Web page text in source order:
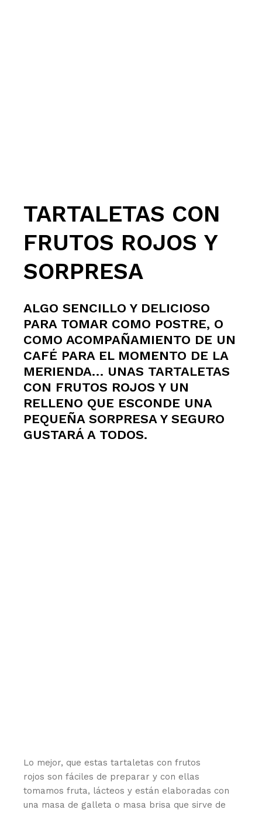
TARTALETAS CON
FRUTOS ROJOS Y
SORPRESA
ALGO SENCILLO Y DELICIOSO
PARA TOMAR COMO POSTRE, O
COMO ACOMPAÑAMIENTO DE UN
CAFÉ PARA EL MOMENTO DE LA
MERIENDA… UNAS TARTALETAS
CON FRUTOS ROJOS Y UN
RELLENO QUE ESCONDE UNA
PEQUEÑA SORPRESA Y SEGURO
GUSTARÁ A TODOS.
Lo mejor, que estas tartaletas con frutos
rojos son fáciles de preparar y con ellas
tomamos fruta, lácteos y están elaboradas con
una masa de galleta o masa brisa que sirve de